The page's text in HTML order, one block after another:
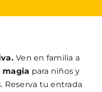
Ven en familia a
magia para niños y
Reserva tu entrada